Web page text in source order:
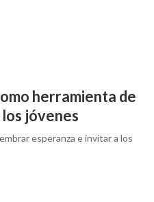
herramienta de
jóvenes
esperanza e invitar a los